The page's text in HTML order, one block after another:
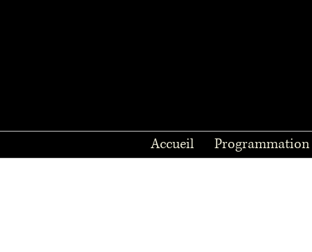
Accueil Programmation